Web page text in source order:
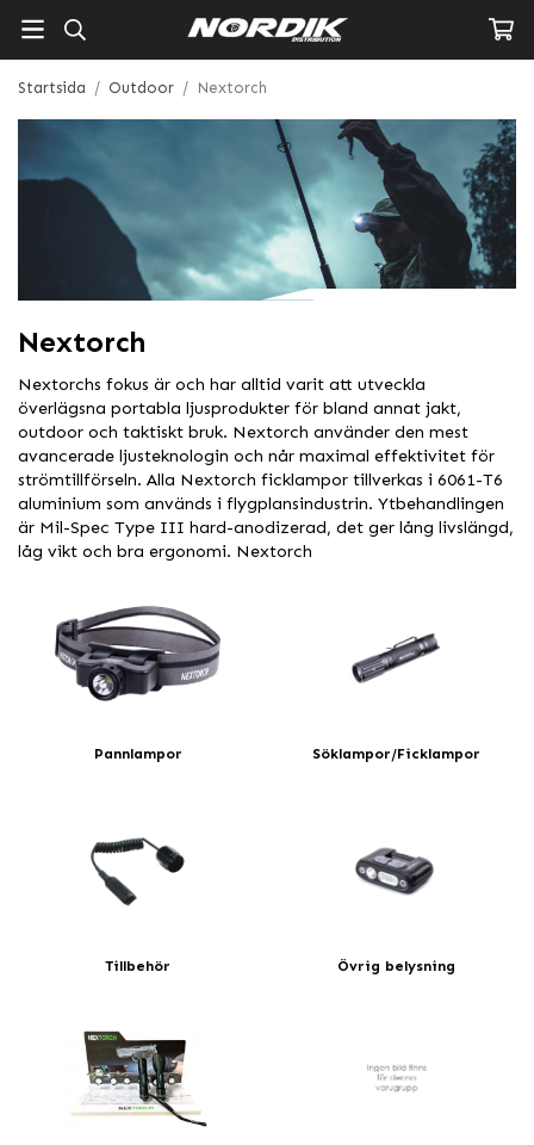
Startsida / Outdoor / Nextorch
Nextorch
Nextorchs fokus är och har alltid varit att utveckla
överlägsna portabla ljusprodukter för bland annat jakt,
outdoor och taktiskt bruk. Nextorch använder den mest
avancerade ljusteknologin och når maximal effektivitet för
strömtillförseln. Alla Nextorch ficklampor tillverkas i 6061-T6
aluminium som används i flygplansindustrin. Ytbehandlingen
är Mil-Spec Type III hard-anodizerad, det ger lång livslängd,
låg vikt och bra ergonomi. Nextorch
Pannlampor Söklampor/Ficklampor
Tillbehör Övrig belysning